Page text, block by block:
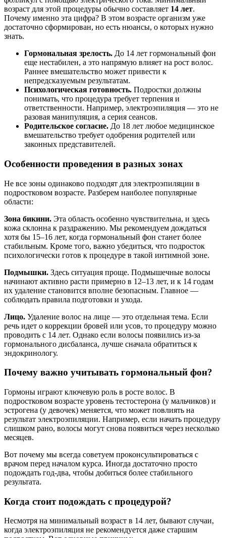
возраст для этой процедуры обычно составляет 14 лет.
Почему именно эта цифра? В этом возрасте организм уже
достаточно сформирован, но есть нюансы, о которых нужно
знать.
Гормональная зрелость. До 14 лет гормональный фон
еще нестабилен, а это напрямую влияет на рост волос.
Раннее вмешательство может привести к
непредсказуемым результатам.
Психологическая готовность. Подростки должны
понимать, что процедура требует терпения и
ответственности. Например, электроэпиляция — это не
разовая манипуляция, а серия сеансов.
Родительское согласие. До 18 лет любое медицинское
вмешательство требует одобрения родителей или
законных представителей.
Особенности проведения в разных зонах
Не все зоны одинаково подходят для электроэпиляции в
подростковом возрасте. Разберем наиболее популярные
области:
Зона бикини. Эта область особенно чувствительна, и здесь
кожа склонна к раздражению. Мы рекомендуем дождаться
хотя бы 15–16 лет, когда гормональный фон станет более
стабильным. Кроме того, важно убедиться, что подросток
психологически готов к процедуре в такой интимной зоне.
Подмышки. Здесь ситуация проще. Подмышечные волосы
начинают активно расти примерно в 12–13 лет, и к 14 годам
их удаление становится вполне безопасным. Главное —
соблюдать правила подготовки и ухода.
Лицо. Удаление волос на лице — это отдельная тема. Если
речь идет о коррекции бровей или усов, то процедуру можно
проводить с 14 лет. Однако если волосы появились из-за
гормонального дисбаланса, лучше сначала обратиться к
эндокринологу.
Почему важно учитывать гормональный фон?
Гормоны играют ключевую роль в росте волос. В
подростковом возрасте уровень тестостерона (у мальчиков) и
эстрогена (у девочек) меняется, что может повлиять на
результат электроэпиляции. Например, если начать процедуру
слишком рано, волосы могут снова появиться через несколько
месяцев.
Вот почему мы всегда советуем проконсультироваться с
врачом перед началом курса. Иногда достаточно просто
подождать год-два, чтобы добиться более стабильного
результата.
Когда стоит подождать с процедурой?
Несмотря на минимальный возраст в 14 лет, бывают случаи,
когда электроэпиляция не рекомендуется даже старшим